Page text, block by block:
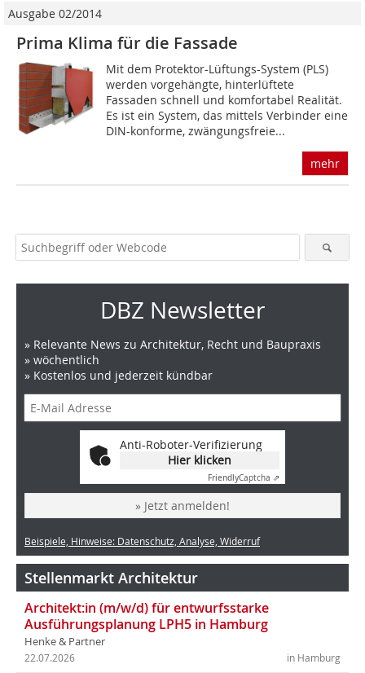
Ausgabe 02/2014
Prima Klima für die Fassade
Mit dem Protektor-Lüftungs-System (PLS)
werden vorgehängte, hinterlüftete
Fassaden schnell und komfortabel Realität.
Es ist ein System, das mittels Verbinder eine
DIN-konforme, zwängungsfreie...
mehr
DBZ Newsletter
» Relevante News zu Architektur, Recht und Baupraxis
» wöchentlich
» Kostenlos und jederzeit kündbar
Anti-Roboter-Verifizierung
Hier klicken
FriendlyCaptcha ⇗
» Jetzt anmelden!
Beispiele, Hinweise: Datenschutz, Analyse, Widerruf
Stellenmarkt Architektur
Architekt:in (m/w/d) für entwurfsstarke
Ausführungsplanung LPH5 in Hamburg
Henke & Partner
in Hamburg
22.07.2026